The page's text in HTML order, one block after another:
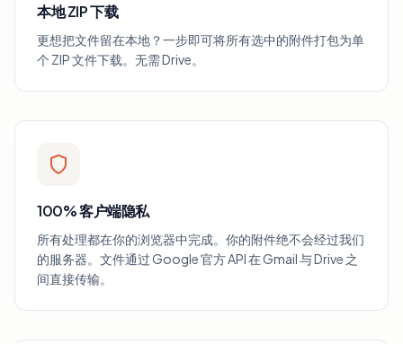
本地 ZIP 下载
更想把文件留在本地？一步即可将所有选中的附件打包为单
个 ZIP 文件下载。无需 Drive。
100% 客户端隐私
所有处理都在你的浏览器中完成。你的附件绝不会经过我们
的服务器。文件通过 Google 官方 API 在 Gmail 与 Drive 之
间直接传输。